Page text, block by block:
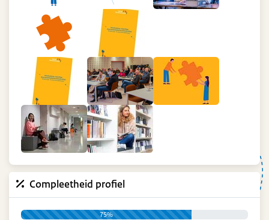
Compleetheid profiel
75%